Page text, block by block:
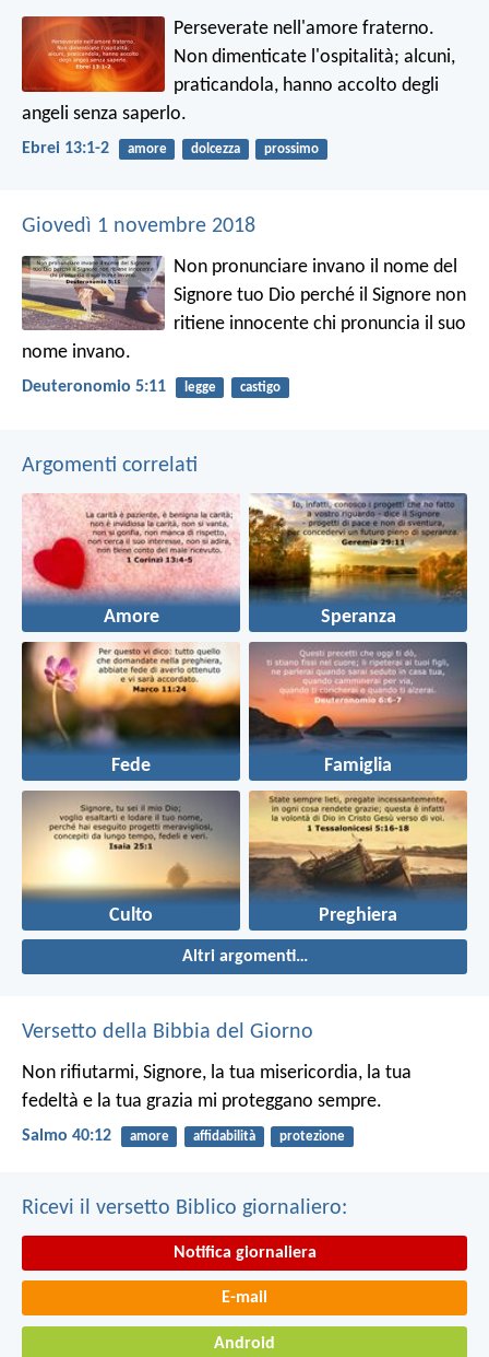
Perseverate nell'amore fraterno.
Non dimenticate l'ospitalità; alcuni,
praticandola, hanno accolto degli
angeli senza saperlo.
Ebrei 13:1-2 amore dolcezza prossimo
Giovedì 1 novembre 2018
Non pronunciare invano il nome del
Signore tuo Dio perché il Signore non
ritiene innocente chi pronuncia il suo
nome invano.
Deuteronomio 5:11 legge castigo
Argomenti correlati
Amore Speranza
Fede Famiglia
Culto Preghiera
Altri argomenti…
Versetto della Bibbia del Giorno
Non rifiutarmi, Signore, la tua misericordia, la tua
fedeltà e la tua grazia mi proteggano sempre.
Salmo 40:12 amore affidabilità protezione
Ricevi il versetto Biblico giornaliero:
Notifica giornaliera
E-mail
Android